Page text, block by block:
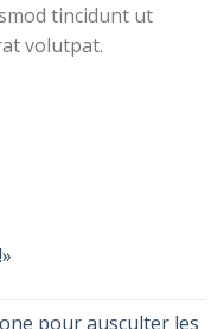
tincidunt ut
volutpat.
pour ausculter les